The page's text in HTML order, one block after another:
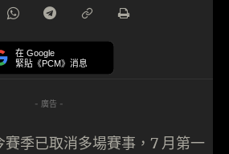
在 Google
緊貼《PCM》消息
- 廣告 -
賽季已取消多場賽事，7 月第一